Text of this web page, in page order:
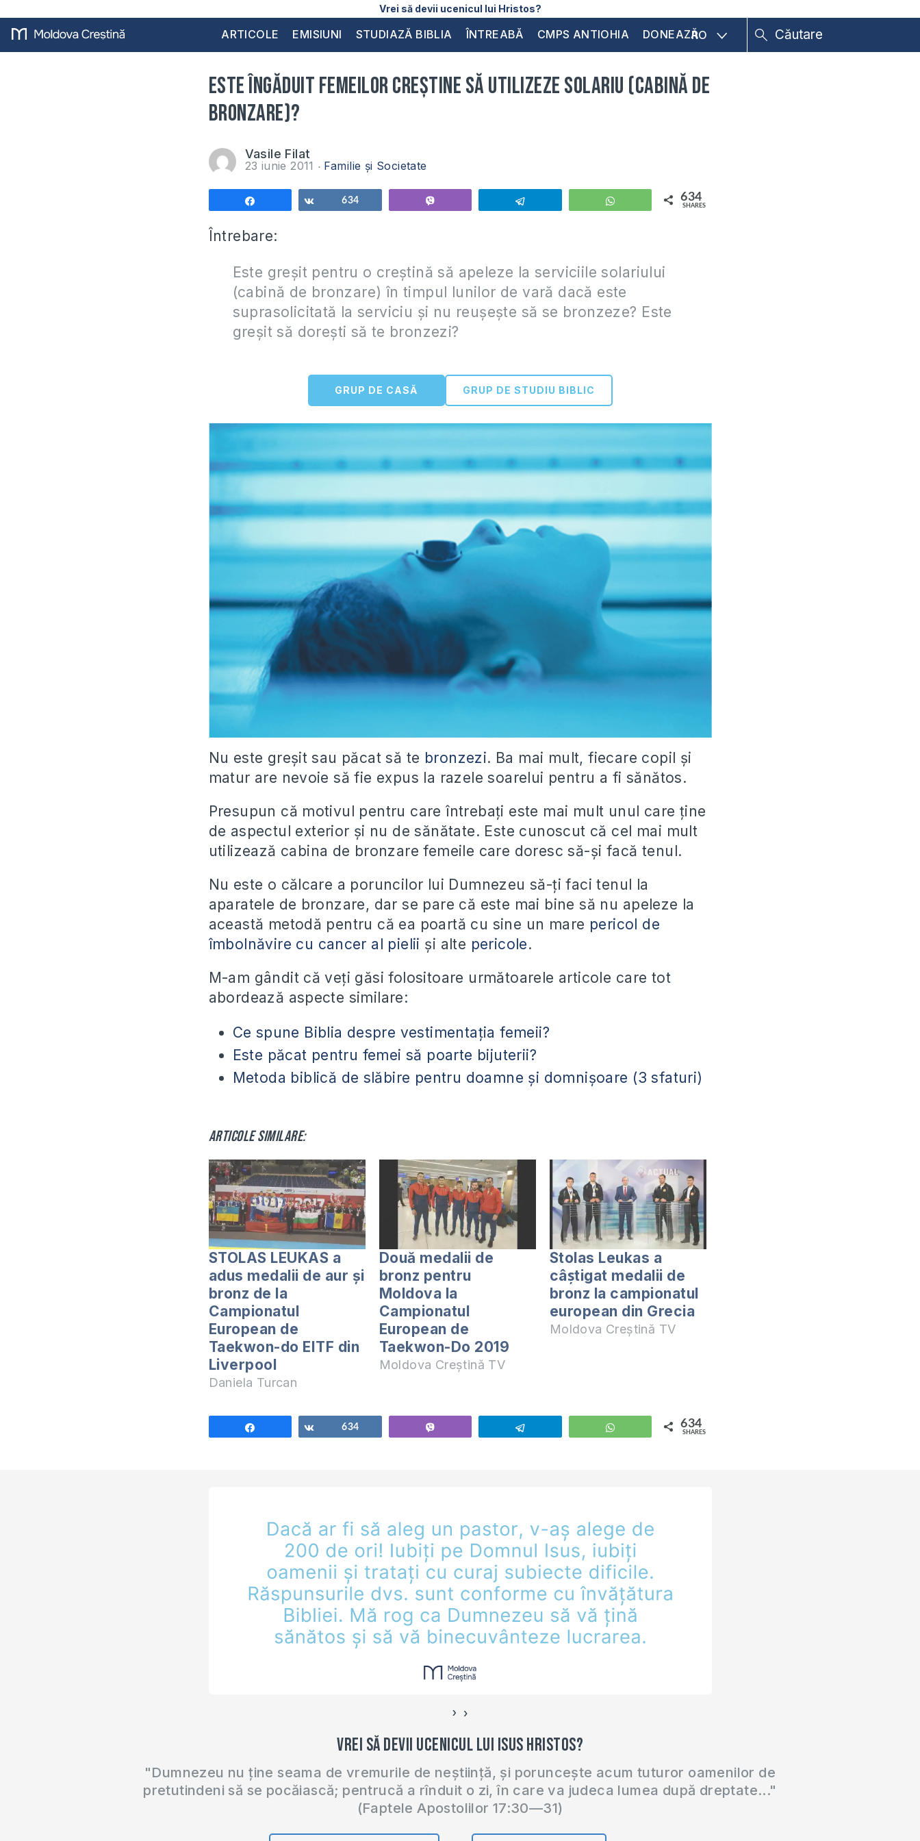
Vrei să devii ucenicul lui Hristos?
ARTICOLE EMISIUNI STUDIAZĂ BIBLIA ÎNTREABĂ CMPS ANTIOHIA DONEAZĂRO
Este îngăduit femeilor creştine să utilizeze solariu (cabină de
bronzare)?
Vasile Filat
23 iunie 2011 Familie și Societate
Share634 WhatsApp 634
SHARES
Întrebare:
Este greşit pentru o creştină să apeleze la serviciile solariului
(cabină de bronzare) în timpul lunilor de vară dacă este
suprasolicitată la serviciu şi nu reuşeşte să se bronzeze? Este
greşit să doreşti să te bronzezi?
GRUP DE CASĂ GRUP DE STUDIU BIBLIC
Nu este greşit sau păcat să te bronzezi. Ba mai mult, fiecare copil şi
matur are nevoie să fie expus la razele soarelui pentru a fi sănătos.
Presupun că motivul pentru care întrebaţi este mai mult unul care ţine
de aspectul exterior şi nu de sănătate. Este cunoscut că cel mai mult
utilizează cabina de bronzare femeile care doresc să-şi facă tenul.
Nu este o călcare a poruncilor lui Dumnezeu să-ţi faci tenul la
aparatele de bronzare, dar se pare că este mai bine să nu apeleze la
această metodă pentru că ea poartă cu sine un mare pericol de
îmbolnăvire cu cancer al pielii şi alte pericole.
M-am gândit că veţi găsi folositoare următoarele articole care tot
abordează aspecte similare:
Ce spune Biblia despre vestimentaţia femeii?
Este păcat pentru femei să poarte bijuterii?
Metoda biblică de slăbire pentru doamne şi domnişoare (3 sfaturi)
Articole similare:
STOLAS LEUKAS a
adus medalii de aur și
bronz de la
Campionatul
European de
Taekwon-do EITF din
Liverpool
Daniela Turcan
Două medalii de
bronz pentru
Moldova la
Campionatul
European de
Taekwon-Do 2019
Moldova Creștină TV
Stolas Leukas a
câștigat medalii de
bronz la campionatul
european din Grecia
Moldova Creștină TV
Share634 WhatsApp 634
SHARES
‹ ›
Vrei să devii ucenicul lui Isus Hristos?
"Dumnezeu nu ține seama de vremurile de neștiință, și poruncește acum tuturor oamenilor de
pretutindeni să se pocăiască; pentrucă a rînduit o zi, în care va judeca lumea după dreptate..."
(Faptele Apostolilor 17:30—31)